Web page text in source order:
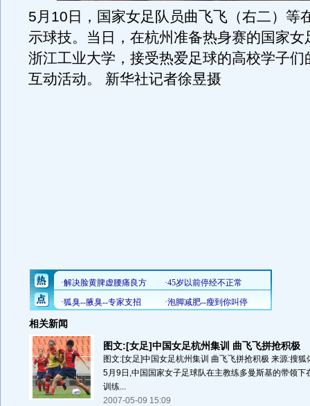
5月10日，国家女足队员曲飞飞（右二）等
示球技。当日，在杭州准备热身赛的国家女
浙江工业大学，接受热爱足球的高校学子们
互动活动。 新华社记者徐昱摄
相关新闻
图文:[女足]中国女足杭州集训 曲飞飞拼抢积极
图文:[女足]中国女足杭州集训 曲飞飞拼抢积极 来源:搜
5月9日,中国国家女子足球队在主教练多曼斯基的带领下
训练...
2007-05-09 15:09